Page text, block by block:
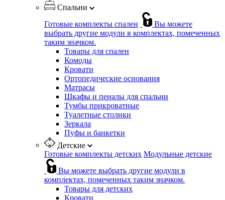
Спальни
Готовые комплекты спален
Вы можете
выбрать другие модули в комплектах, помеченных
таким значком.
Товары для спален
Комоды
Кровати
Ортопедические основания
Матрасы
Шкафы и пеналы для спальни
Тумбы прикроватные
Туалетные столики
Зеркала
Пуфы и банкетки
Детские
Готовые комплекты детских Модульные детские
Вы можете выбрать другие модули в
комплектах, помеченных таким значком.
Товары для детских
Кровати